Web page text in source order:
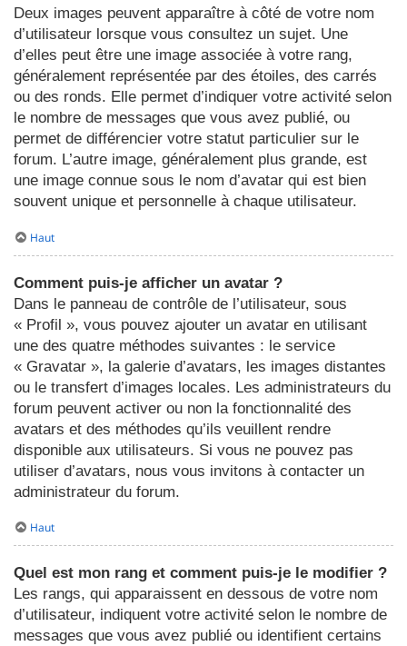
Deux images peuvent apparaître à côté de votre nom
d’utilisateur lorsque vous consultez un sujet. Une
d’elles peut être une image associée à votre rang,
généralement représentée par des étoiles, des carrés
ou des ronds. Elle permet d’indiquer votre activité selon
le nombre de messages que vous avez publié, ou
permet de différencier votre statut particulier sur le
forum. L’autre image, généralement plus grande, est
une image connue sous le nom d’avatar qui est bien
souvent unique et personnelle à chaque utilisateur.
Haut
Comment puis-je afficher un avatar ?
Dans le panneau de contrôle de l’utilisateur, sous
« Profil », vous pouvez ajouter un avatar en utilisant
une des quatre méthodes suivantes : le service
« Gravatar », la galerie d’avatars, les images distantes
ou le transfert d’images locales. Les administrateurs du
forum peuvent activer ou non la fonctionnalité des
avatars et des méthodes qu’ils veuillent rendre
disponible aux utilisateurs. Si vous ne pouvez pas
utiliser d’avatars, nous vous invitons à contacter un
administrateur du forum.
Haut
Quel est mon rang et comment puis-je le modifier ?
Les rangs, qui apparaissent en dessous de votre nom
d’utilisateur, indiquent votre activité selon le nombre de
messages que vous avez publié ou identifient certains